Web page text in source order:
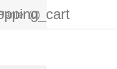
(0)